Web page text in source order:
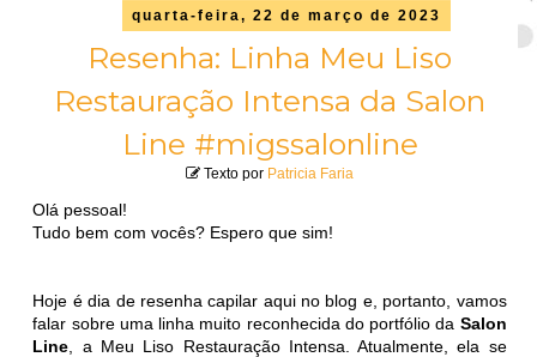
quarta-feira, 22 de março de 2023
Resenha: Linha Meu Liso
Restauração Intensa da Salon
Line #migssalonline
Texto por Patricia Faria
Olá pessoal!
Tudo bem com vocês? Espero que sim!
Hoje é dia de resenha capilar aqui no blog e, portanto, vamos
falar sobre uma linha muito reconhecida do portfólio da Salon
Line , a Meu Liso Restauração Intensa. Atualmente, ela se